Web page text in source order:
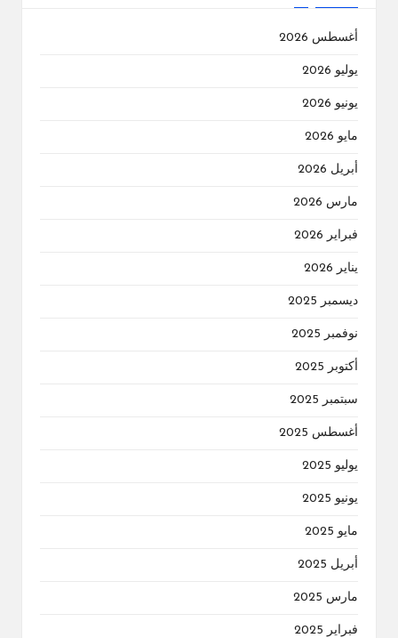
أغسطس 2026
يوليو 2026
يونيو 2026
مايو 2026
أبريل 2026
مارس 2026
فبراير 2026
يناير 2026
ديسمبر 2025
نوفمبر 2025
أكتوبر 2025
سبتمبر 2025
أغسطس 2025
يوليو 2025
يونيو 2025
مايو 2025
أبريل 2025
مارس 2025
فبراير 2025